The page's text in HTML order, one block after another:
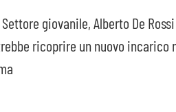
Settore giovanile, Alberto De Rossi
ricoprire un nuovo incarico